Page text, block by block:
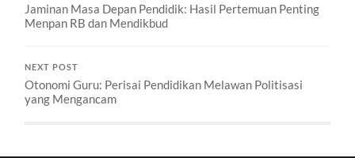
Jaminan Masa Depan Pendidik: Hasil Pertemuan Penting
Menpan RB dan Mendikbud
NEXT POST
Otonomi Guru: Perisai Pendidikan Melawan Politisasi
yang Mengancam